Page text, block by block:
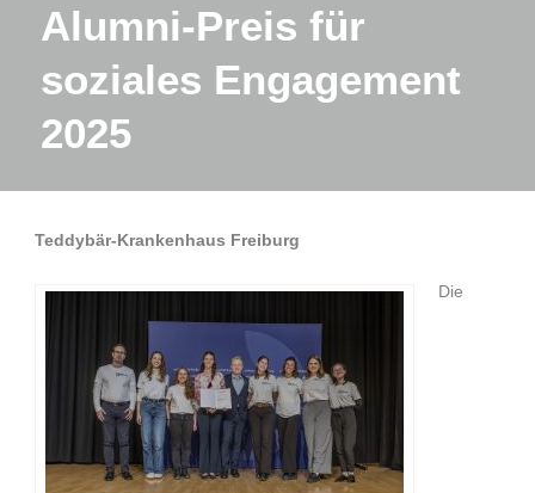
Alumni-Preis für
soziales Engagement
2025
Teddybär-Krankenhaus Freiburg
Die